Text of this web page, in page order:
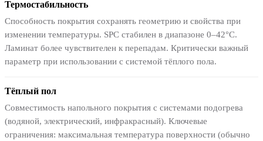
Термостабильность
Способность покрытия сохранять геометрию и свойства при
изменении температуры. SPC стабилен в диапазоне 0–42°C.
Ламинат более чувствителен к перепадам. Критически важный
параметр при использовании с системой тёплого пола.
Тёплый пол
Совместимость напольного покрытия с системами подогрева
(водяной, электрический, инфракрасный). Ключевые
ограничения: максимальная температура поверхности (обычно